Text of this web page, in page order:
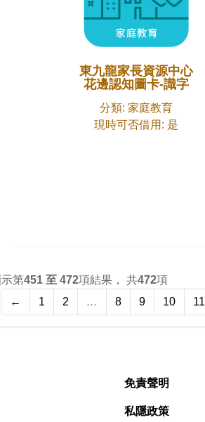
東九龍家長資源中心
花邊認知圖卡-識字
分類: 家庭教育
現時可否借用: 是
第451 至 472項結果， 共472項
←
1 2 … 8 9 10 11
免責聲明
私隱政策